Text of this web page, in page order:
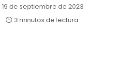
19 de septiembre de 2023
3 minutos de lectura